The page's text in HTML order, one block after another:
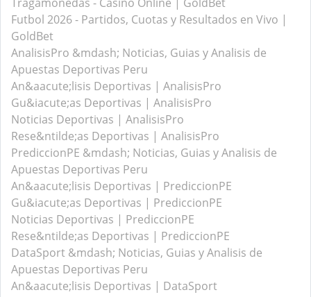
Futbol 2026 - Partidos, Cuotas y Resultados en Vivo |
GoldBet
AnalisisPro &mdash; Noticias, Guias y Analisis de
Apuestas Deportivas Peru
An&aacute;lisis Deportivas | AnalisisPro
Gu&iacute;as Deportivas | AnalisisPro
Noticias Deportivas | AnalisisPro
Rese&ntilde;as Deportivas | AnalisisPro
PrediccionPE &mdash; Noticias, Guias y Analisis de
Apuestas Deportivas Peru
An&aacute;lisis Deportivas | PrediccionPE
Gu&iacute;as Deportivas | PrediccionPE
Noticias Deportivas | PrediccionPE
Rese&ntilde;as Deportivas | PrediccionPE
DataSport &mdash; Noticias, Guias y Analisis de
Apuestas Deportivas Peru
An&aacute;lisis Deportivas | DataSport